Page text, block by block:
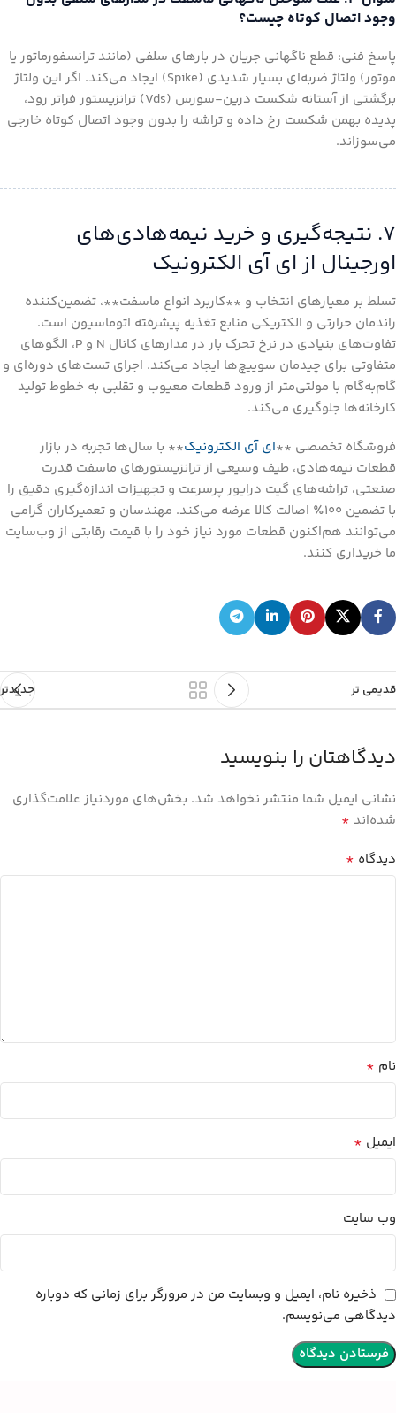
وجود اتصال کوتاه چیست؟
پاسخ فنی: قطع ناگهانی جریان در بارهای سلفی (مانند ترانسفورماتور یا
موتور) ولتاژ ضربه‌ای بسیار شدیدی (Spike) ایجاد می‌کند. اگر این ولتاژ
برگشتی از آستانه شکست درین-سورس (Vds) ترانزیستور فراتر رود،
پدیده بهمن شکست رخ داده و تراشه را بدون وجود اتصال کوتاه خارجی
می‌سوزاند.
۷. نتیجه‌گیری و خرید نیمه‌هادی‌های
اورجینال از ای آی الکترونیک
تسلط بر معیارهای انتخاب و **کاربرد انواع ماسفت**، تضمین‌کننده
راندمان حرارتی و الکتریکی منابع تغذیه پیشرفته اتوماسیون است.
تفاوت‌های بنیادی در نرخ تحرک بار در مدارهای کانال N و P، الگوهای
متفاوتی برای چیدمان سوییچ‌ها ایجاد می‌کند. اجرای تست‌های دوره‌ای و
گام‌به‌گام با مولتی‌متر از ورود قطعات معیوب و تقلبی به خطوط تولید
کارخانه‌ها جلوگیری می‌کند.
فروشگاه تخصصی **ای آی الکترونیک** با سال‌ها تجربه در بازار
قطعات نیمه‌هادی، طیف وسیعی از ترانزیستورهای ماسفت قدرت
صنعتی، تراشه‌های گیت درایور پرسرعت و تجهیزات اندازه‌گیری دقیق را
با تضمین ۱۰۰٪ اصالت کالا عرضه می‌کند. مهندسان و تعمیرکاران گرامی
می‌توانند هم‌اکنون قطعات مورد نیاز خود را با قیمت رقابتی از وب‌سایت
ما خریداری کنند.
جدیدتر قدیمی تر
دیدگاهتان را بنویسید
نشانی ایمیل شما منتشر نخواهد شد. بخش‌های موردنیاز علامت‌گذاری
شده‌اند *
دیدگاه *
نام *
ایمیل *
وب‌ سایت
ذخیره نام، ایمیل و وبسایت من در مرورگر برای زمانی که دوباره
دیدگاهی می‌نویسم.